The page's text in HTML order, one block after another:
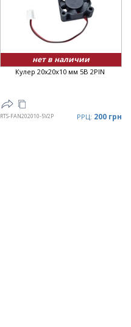
нет в наличии
Кулер 20x20x10 мм 5В 2PIN
RTS-FAN202010-5V2P РРЦ: 200 грн